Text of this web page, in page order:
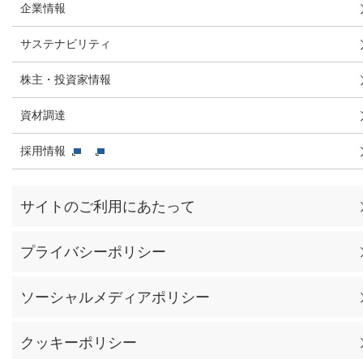
企業情報
サステナビリティ
株主・投資家情報
資材調達
採用情報
サイトのご利用にあたって
プライバシーポリシー
ソーシャルメディアポリシー
クッキーポリシー